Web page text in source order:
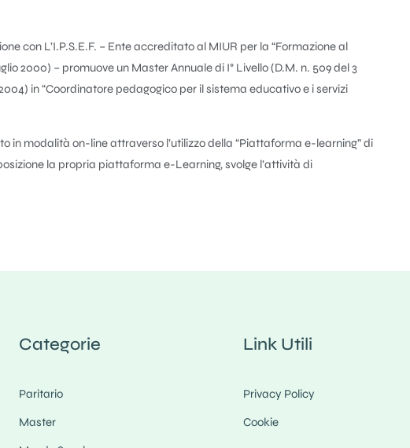
con L’I.P.S.E.F. – Ente accreditato al MIUR per la “Formazione al
2000) – promuove un Master Annuale di I° Livello (D.M. n. 509 del 3
in “Coordinatore pedagogico per il sistema educativo e i servizi
in modalità on-line attraverso l’utilizzo della “Piattaforma e-learning” di
la propria piattaforma e-Learning, svolge l’attività di
Categorie
Paritario
Master
Link Utili
Privacy Policy
Cookie